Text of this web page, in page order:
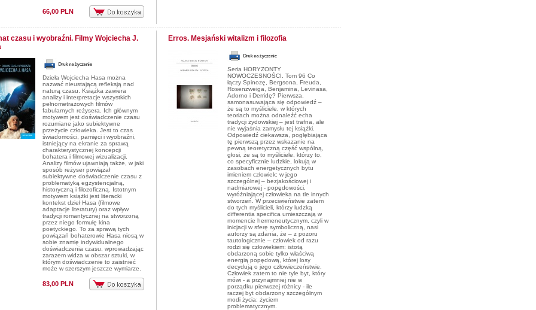
66,00 PLN
czasu i wyobraźni. Filmy Wojciecha J.
Dzieła Wojciecha Hasa można
nazwać nieustającą refleksją nad
naturą czasu. Książka zawiera
analizy i interpretacje wszystkich
pełnometrażowych filmów
fabularnych reżysera. Ich głównym
motywem jest doświadczenie czasu
rozumiane jako subiektywne
przeżycie człowieka. Jest to czas
świadomości, pamięci i wyobraźni,
istniejący na ekranie za sprawą
charakterystycznej koncepcji
bohatera i filmowej wizualizacji.
Analizy filmów ujawniają także, w jaki
sposób reżyser powiązał
subiektywne doświadczenie czasu z
problematyką egzystencjalną,
historyczną i filozoficzną. Istotnym
motywem książki jest literacki
kontekst dzieł Hasa (filmowe
adaptacje literatury) oraz wpływ
tradycji romantycznej na stworzoną
przez niego formułę kina
poetyckiego. To za sprawą tych
powiązań bohaterowie Hasa niosą w
sobie znamię indywidualnego
doświadczenia czasu, wprowadzając
zarazem widza w obszar sztuki, w
którym doświadczenie to zaistnieć
może w szerszym jeszcze wymiarze.
83,00 PLN
Erros. Mesjański witalizm i filozofia
Seria HORYZONTY
NOWOCZESNOŚCI. Tom 96 Co
łączy Spinozę, Bergsona, Freuda,
Rosenzweiga, Benjamina, Levinasa,
Adorno i Derridę? Pierwsza,
samonasuwająca się odpowiedź –
że są to myśliciele, w których
teoriach można odnaleźć echa
tradycji żydowskiej – jest trafna, ale
nie wyjaśnia zamysłu tej książki.
Odpowiedź ciekawsza, pogłębiająca
tę pierwszą przez wskazanie na
pewną teoretyczną część wspólną,
głosi, że są to myśliciele, którzy to,
co specyficznie ludzkie, lokują w
zasobach energetycznych bytu
imieniem człowiek: w jego
szczególnej – bezjakościowej i
nadmiarowej - popędowości,
wyróżniającej człowieka na tle innych
stworzeń. W przeciwieństwie zatem
do tych myślicieli, którzy ludzką
differentia specifica umieszczają w
momencie hermeneutycznym, czyli w
inicjacji w sferę symboliczną, nasi
autorzy są zdania, że – z pozoru
tautologicznie – człowiek od razu
rodzi się człowiekiem: istotą
obdarzoną sobie tylko właściwą
energią popędową, której losy
decydują o jego człowieczeństwie.
Człowiek zatem to nie tyle byt, który
mówi - a przynajmniej nie w
porządku pierwszej różnicy - ile
raczej byt obdarzony szczególnym
modi życia: życiem
problematycznym.